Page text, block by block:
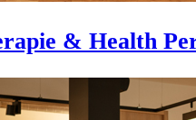
& Health